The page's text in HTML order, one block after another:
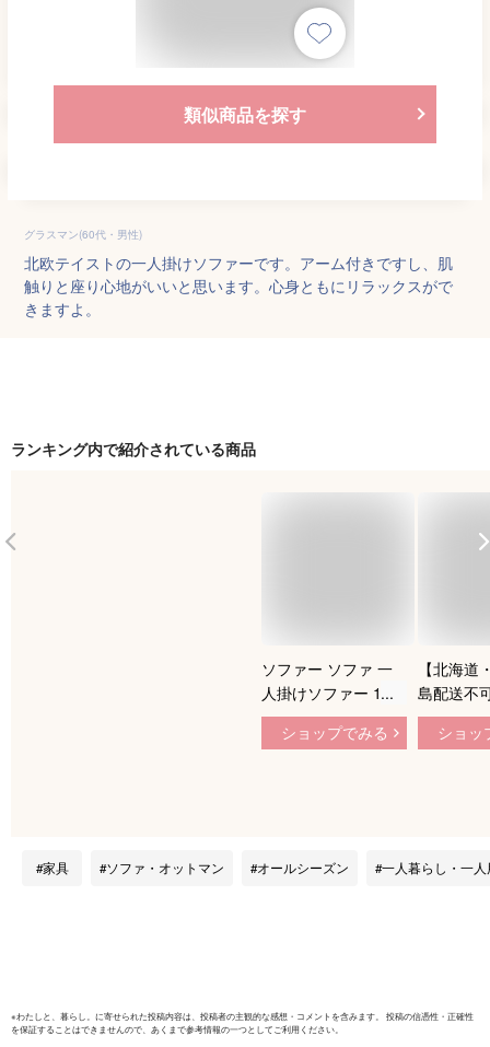
類似商品を探す
グラスマン(60代・男性)
北欧テイストの一人掛けソファーです。アーム付きですし、肌
触りと座り心地がいいと思います。心身ともにリラックスがで
きますよ。
ランキング内で紹介されている商品
ソファー ソファ 一
人掛けソファー 1人
掛け 90cm 北欧 ゆっ
たり 肘付き アーム
ショップでみる
【北海道
島配送不
不可】ソ
け 1人掛
曲線 シン
ショッ
家具 ソファ・オットマン オールシーズン 一人暮らし・一人
※わたしと、暮らし。 に寄せられた投稿内容は、投稿者の主観的な感想・コメントを含みます。 投稿の信憑性・正確性
を保証することはできませんので、あくまで参考情報の一つとしてご利用ください。